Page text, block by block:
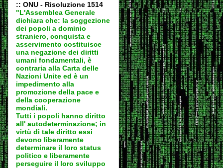
:: ONU - Risoluzione 1514
"L'Assemblea Generale
dichiara che: la soggezione
dei popoli a dominio
straniero, conquista e
asservimento costituisce
una negazione dei diritti
umani fondamentali, è
contraria alla Carta delle
Nazioni Unite ed è un
impedimento alla
promozione della pace e
della cooperazione
mondiali.
Tutti i popoli hanno diritto
all' autodeterminazione; in
virtù di tale diritto essi
devono liberamente
determinare il loro status
politico e liberamente
perseguire il loro sviluppo